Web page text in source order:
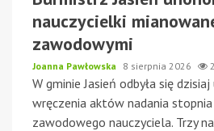
nauczycielki
zawodowymi
Joanna Pawłowska 8 sierpnia 2026
W gminie Jasień odbyła się
wręczenia aktów nadania
zawodowego nauczyciela. Trzy